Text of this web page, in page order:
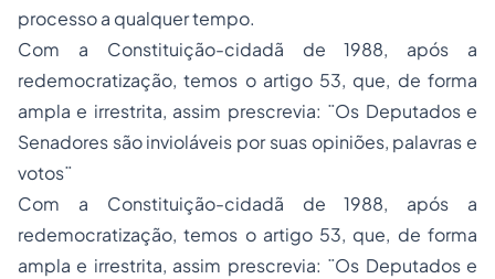
processo a qualquer tempo.
Com a Constituição-cidadã de 1988, após a
redemocratização, temos o artigo 53, que, de forma
ampla e irrestrita, assim prescrevia: ¨Os Deputados e
Senadores são invioláveis por suas opiniões, palavras e
votos¨
Com a Constituição-cidadã de 1988, após a
redemocratização, temos o artigo 53, que, de forma
ampla e irrestrita, assim prescrevia: ¨Os Deputados e